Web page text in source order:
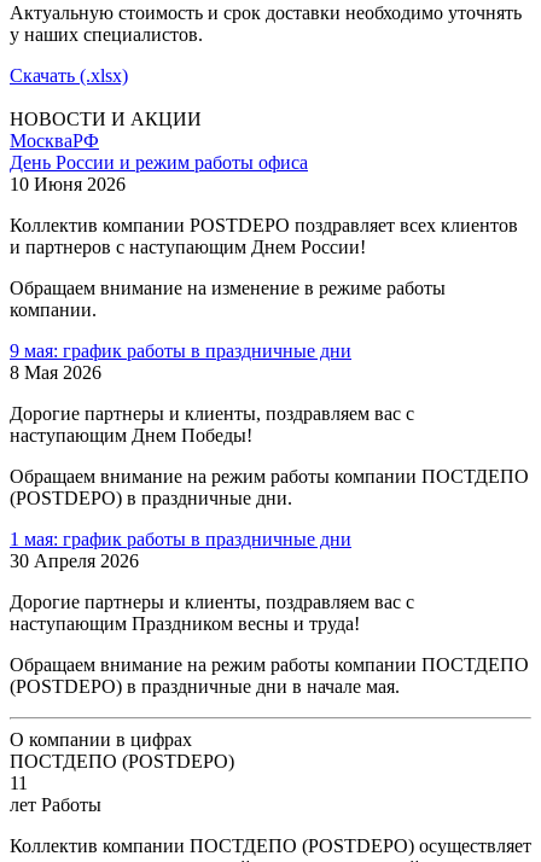
Актуальную стоимость и срок доставки необходимо уточнять
у наших специалистов.
Скачать (.xlsx)
НОВОСТИ И АКЦИИ
МоскваРФ
День России и режим работы офиса
10 Июня 2026
Коллектив компании POSTDEPO поздравляет всех клиентов
и партнеров с наступающим Днем России!
Обращаем внимание на изменение в режиме работы
компании.
9 мая: график работы в праздничные дни
8 Мая 2026
Дорогие партнеры и клиенты, поздравляем вас с
наступающим Днем Победы!
Обращаем внимание на режим работы компании ПОСТДЕПО
(POSTDEPO) в праздничные дни.
1 мая: график работы в праздничные дни
30 Апреля 2026
Дорогие партнеры и клиенты, поздравляем вас с
наступающим Праздником весны и труда!
Обращаем внимание на режим работы компании ПОСТДЕПО
(POSTDEPO) в праздничные дни в начале мая.
О компании в цифрах
ПОСТДЕПО (POSTDEPO)
11
лет Работы
Коллектив компании ПОСТДЕПО (POSTDEPO) осуществляет